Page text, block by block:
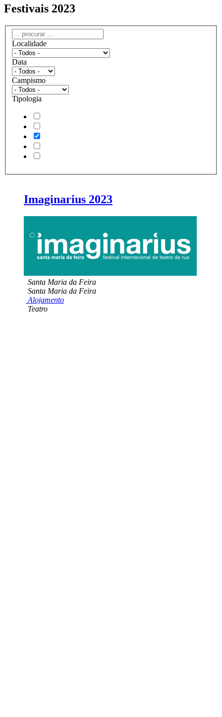
Festivais 2023
Localidade
Data
Campismo
Tipologia
Imaginarius 2023
Santa Maria da Feira
Santa Maria da Feira
Alojamento
Teatro